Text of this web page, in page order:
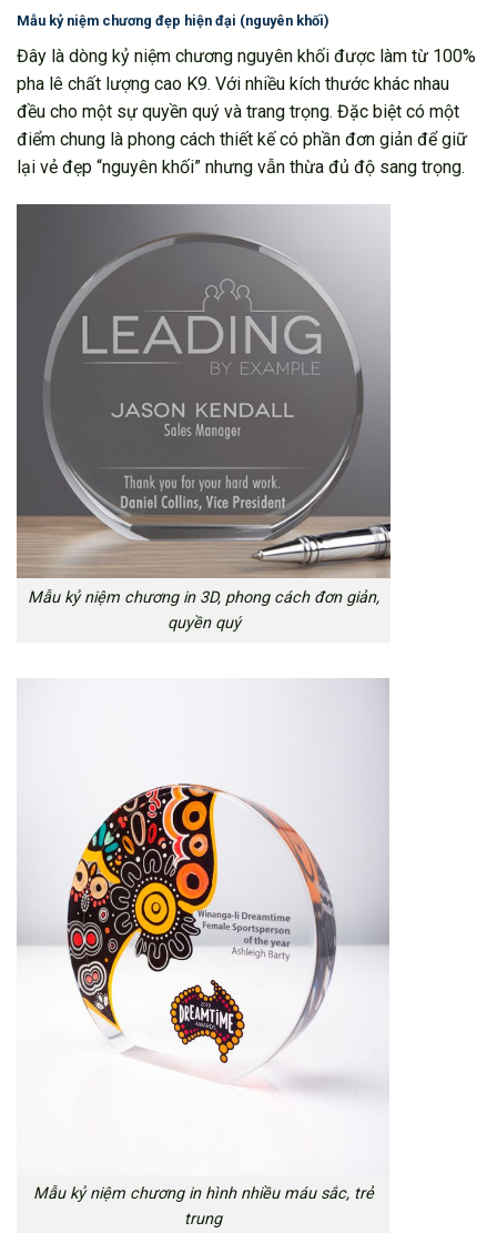
Mẫu kỷ niệm chương đẹp hiện đại (nguyên khối)
Đây là dòng kỷ niệm chương nguyên khối được làm từ 100%
pha lê chất lượng cao K9. Với nhiều kích thước khác nhau
đều cho một sự quyền quý và trang trọng. Đặc biệt có một
điểm chung là phong cách thiết kế có phần đơn giản để giữ
lại vẻ đẹp “nguyên khối” nhưng vẫn thừa đủ độ sang trọng.
Mẫu kỷ niệm chương in 3D, phong cách đơn giản,
quyền quý
Mẫu kỷ niệm chương in hình nhiều máu sắc, trẻ
trung